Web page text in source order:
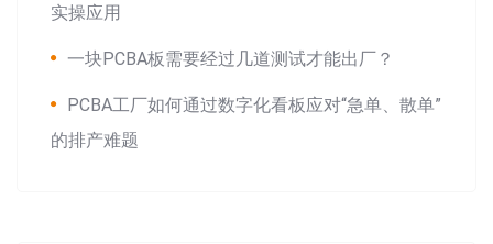
实操应用
一块PCBA板需要经过几道测试才能出厂？
PCBA工厂如何通过数字化看板应对“急单、散单”
的排产难题